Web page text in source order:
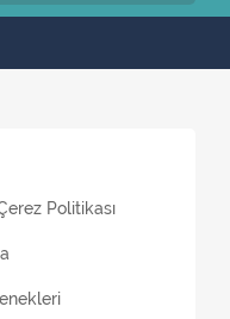
Politikası